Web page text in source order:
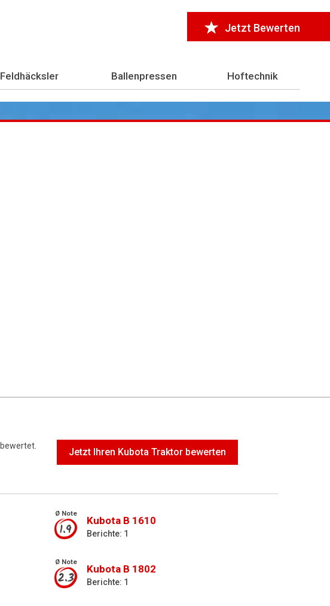
Jetzt Bewerten
Feldhäcksler Ballenpressen Hoftechnik
bewertet.
Jetzt Ihren Kubota Traktor bewerten
Ø Note
1.9
Kubota B 1610
Berichte: 1
Ø Note
2.3
Kubota B 1802
Berichte: 1